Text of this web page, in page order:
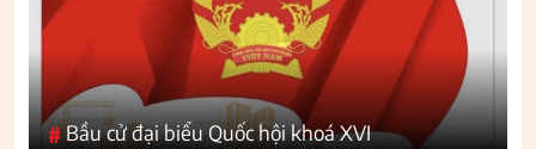
#Bầu cử đại biểu Quốc hội khoá XVI